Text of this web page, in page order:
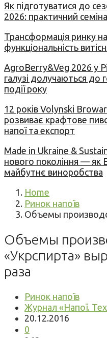
Як підготуватися до
2026: практичний
Трансформація ринку
функціональність
AgroBerry&Veg 2026 у
галузі долучаються до
події року
12 років Volynski
розвиває крафтове
напої та експорт
Made in Ukraine &
нового покоління — як
майбутнє виноробства
Home
Ринок напоїв
Объемы
Объемы
«Укрспирта»
раза
Ринок напоїв
Журнал «Напої.
20.12.2016
0